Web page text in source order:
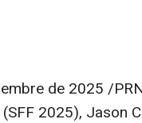
de 2025 /
2025), Jason